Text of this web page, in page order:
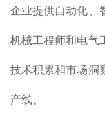
企业提供⾃动化、
机械⼯程师和电⽓
技术积累和市场洞
产线。